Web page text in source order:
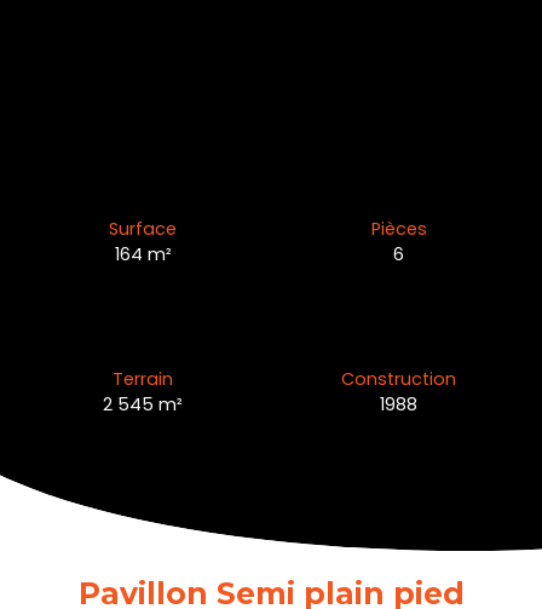
Surface
164 m²
Pièces
6
Terrain
2 545m²
Construction
1988
Pavillon Semi plain pied